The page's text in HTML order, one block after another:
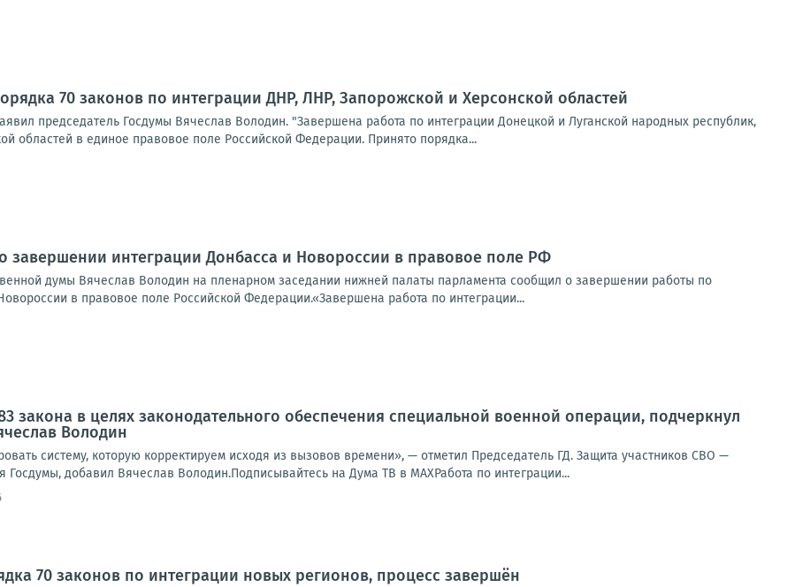
70 законов по интеграции ДНР, ЛНР, Запорожской и Херсонской областей
председатель Госдумы Вячеслав Володин. "Завершена работа по интеграции Донецкой и Луганской народных республик,
областей в единое правовое поле Российской Федерации. Принято порядка...
завершении интеграции Донбасса и Новороссии в правовое поле РФ
думы Вячеслав Володин на пленарном заседании нижней палаты парламента сообщил о завершении работы по
в правовое поле Российской Федерации.«Завершена работа по интеграции...
закона в целях законодательного обеспечения специальной военной операции, подчеркнул
Володин
систему, которую корректируем исходя из вызовов времени», — отметил Председатель ГД. Защита участников СВО —
Госдумы, добавил Вячеслав Володин.Подписывайтесь на Дума ТВ в MAXРабота по интеграции...
70 законов по интеграции новых регионов, процесс завершён